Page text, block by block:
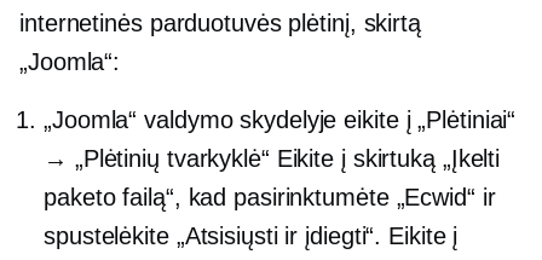
internetinės parduotuvės plėtinį, skirtą
„Joomla“:
„Joomla“ valdymo skydelyje eikite į „Plėtiniai“
→ „Plėtinių tvarkyklė“ Eikite į skirtuką „Įkelti
paketo failą“, kad pasirinktumėte „Ecwid“ ir
spustelėkite „Atsisiųsti ir įdiegti“. Eikite į